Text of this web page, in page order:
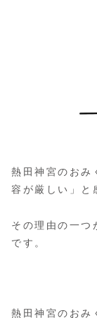
熱田神宮のおみ
容が厳しい」と
その理由の一つ
です。
熱田神宮のおみ